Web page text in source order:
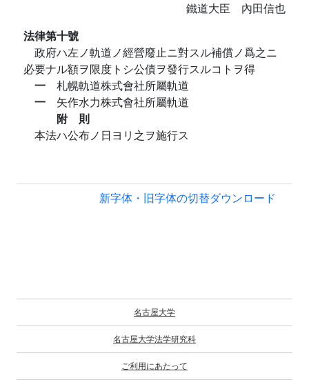
鐵道大臣 內田信也
法律第十號
政府ハ左ノ軌道ノ經營廢止ニ對スル補償ノ爲之ニ
必要ナル額ヲ限度トシ公債ヲ發行スルコトヲ得
一 札幌軌道株式會社所屬軌道
一 矢作水力株式會社所屬軌道
附 則
本法ハ公布ノ日ヨリ之ヲ施行ス
新字体・旧字体の切替ダウンロード
名古屋大学
名古屋大学法学研究科
ご利用にあたって